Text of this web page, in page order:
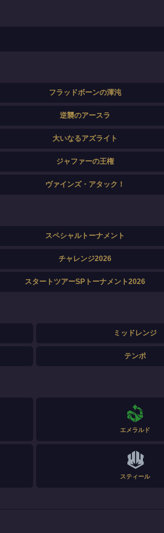
フラッドボーンの渾沌
逆襲のアースラ
大いなるアズライト
ジャファーの王権
ヴァインズ・アタック！
スペシャルトーナメント
チャレンジ2026
スタートツアーSPトーナメント2026
ミッドレンジ
テンポ
エメラルド
スティール